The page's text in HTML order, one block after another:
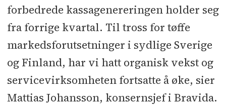
forbedrede kassagenereringen holder seg
fra forrige kvartal. Til tross for tøffe
markedsforutsetninger i sydlige Sverige
og Finland, har vi hatt organisk vekst og
servicevirksomheten fortsatte å øke, sier
Mattias Johansson, konsernsjef i Bravida.